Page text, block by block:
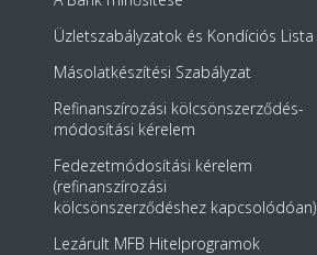
Üzletszabályzatok és Kondíciós Lista
Másolatkészítési Szabályzat
Refinanszírozási kölcsönszerződés-
módosítási kérelem
Fedezetmódosítási kérelem
(refinanszírozási
kölcsönszerződéshez kapcsolódóan)
Lezárult MFB Hitelprogramok